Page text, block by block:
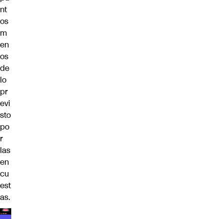
nt
os
m
en
os
de
lo
pr
evi
sto
po
r
las
en
cu
est
as.